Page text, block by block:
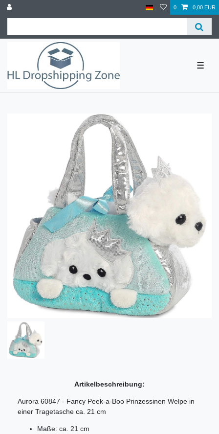
0 0,00 EUR
☰
Artikelbeschreibung:
Aurora 60847 - Fancy Peek-a-Boo Prinzessinen Welpe in
einer Tragetasche ca. 21 cm
Maße: ca. 21 cm